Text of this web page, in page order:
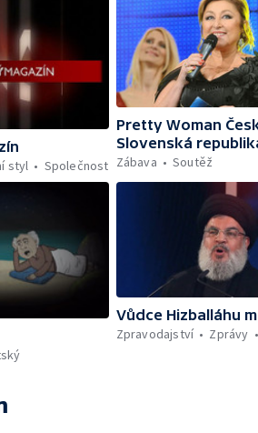
styl Společnost
Pretty Woman
Slovenská
Zábava
Soutěž
Vůdce Hizballáhu
Zpravodajství
Zprávy